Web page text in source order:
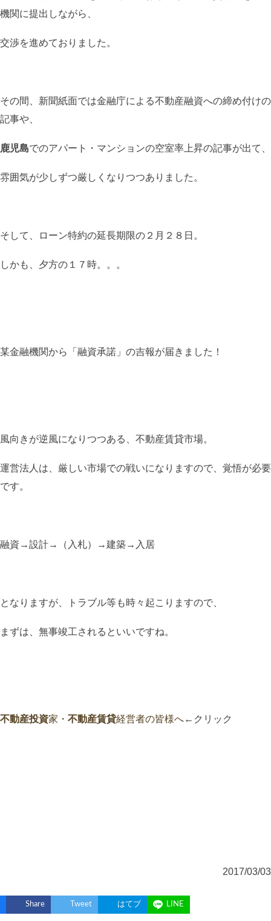
機関に提出しながら、
交渉を進めておりました。
その間、新聞紙面では金融庁による不動産融資への締め付けの
記事や、
鹿児島でのアパート・マンションの空室率上昇の記事が出て、
雰囲気が少しずつ厳しくなりつつありました。
そして、ローン特約の延長期限の２月２８日。
しかも、夕方の１７時。。。
某金融機関から「融資承諾」の吉報が届きました！
風向きが逆風になりつつある、不動産賃貸市場。
運営法人は、厳しい市場での戦いになりますので、覚悟が必要
です。
融資→設計→（入札）→建築→入居
となりますが、トラブル等も時々起こりますので、
まずは、無事竣工されるといいですね。
不動産投資家・ 不動産賃貸経営者の皆様へ←クリック
2017/03/03
Share Tweet はてブ LINE